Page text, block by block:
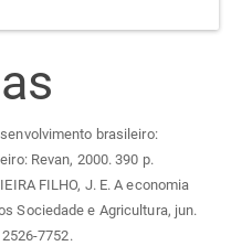
brasileiro:
Revan, 2000. 390 p.
FILHO, J. E. A economia
Sociedade e Agricultura, jun.
7752.